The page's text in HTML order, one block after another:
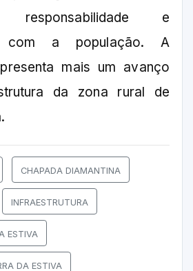
responsabilidade e
com a população. A
mais um avanço
da zona rural de
CHAPADA DIAMANTINA
INFRAESTRUTURA
ESTIVA
DA ESTIVA